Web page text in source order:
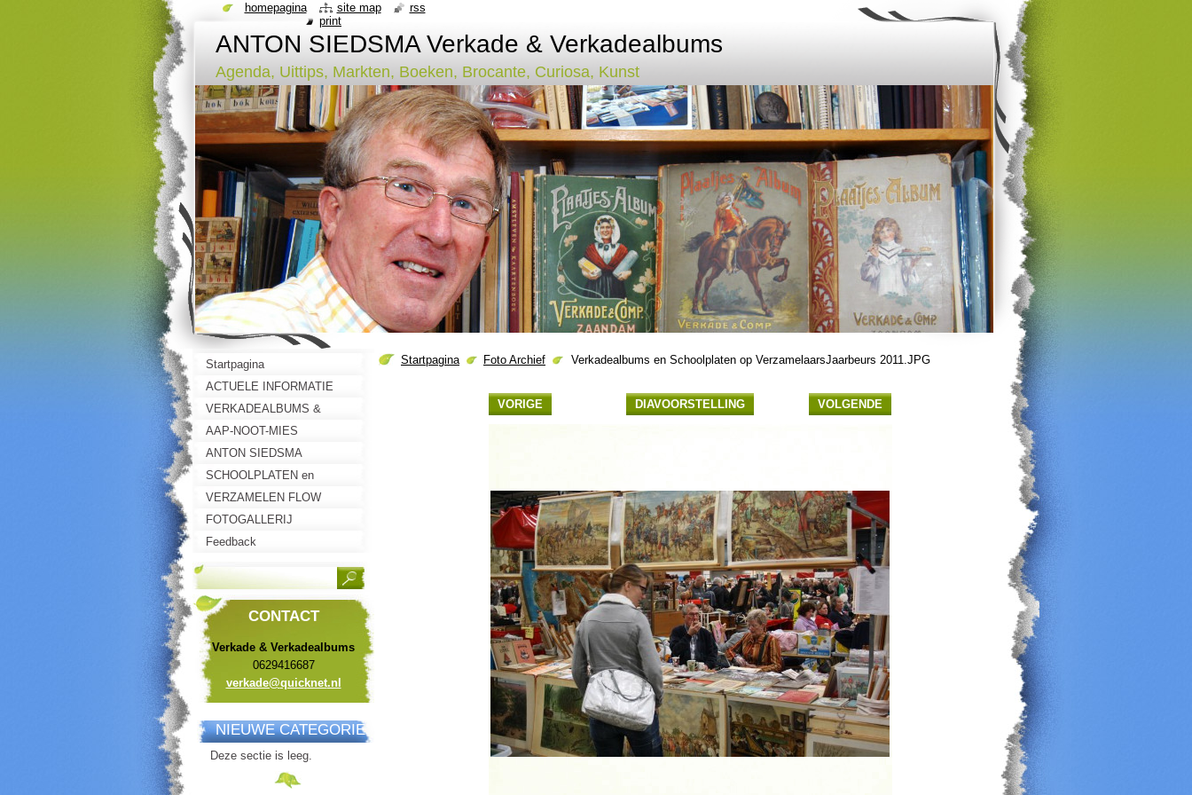
ANTON SIEDSMA Verkade & Verkadealbums
Agenda, Uittips, Markten, Boeken, Brocante, Curiosa, Kunst
Startpagina Foto Archief Verkadealbums en Schoolplaten op VerzamelaarsJaarbeurs 2011.JPG
VORIGE DIAVOORSTELLING VOLGENDE
Startpagina
ACTUELE INFORMATIE
VERKADEALBUMS &
PLAATJESALBUMS
AAP-NOOT-MIES
ANTON SIEDSMA
SCHOOLPLATEN en
LANDKAARTEN
VERZAMELEN FLOW
FOTOGALLERIJ
Feedback
CONTACT
Verkade & Verkadealbums
0629416687
verkade@quicknet.nl
NIEUWE CATEGORIE
Deze sectie is leeg.
homepagina site map
rss
print